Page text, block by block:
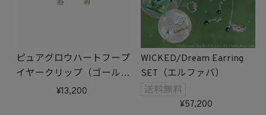
ピュアグロウハートフープ
イヤークリップ（ゴール
13,200
WICKED/Dream Earring
SET（エルファバ）
57,200